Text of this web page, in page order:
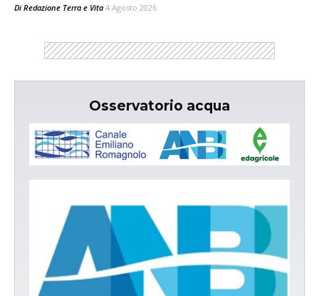
Di Redazione Terra e Vita 4 Agosto 2026
Osservatorio acqua